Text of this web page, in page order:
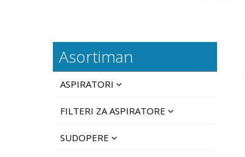
Asortiman
ASPIRATORI
FILTERI ZA ASPIRATORE
SUDOPERE